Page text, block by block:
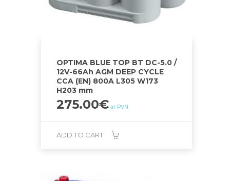
OPTIMA BLUE TOP BT DC-5.0 /
12V-66Ah AGM DEEP CYCLE
CCA (EN) 800A L305 W173
H203 mm
275.00€ ar PVN
ADD TO CART